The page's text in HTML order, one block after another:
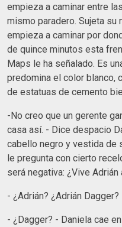
empieza a caminar entre
mismo paradero. Sujeta su
empieza a caminar por
de quince minutos esta
Maps le ha señalado. Es
predomina el color blanco,
de estatuas de cemento
-No creo que un gerente
casa así. - Dice despacio
cabello negro y vestida de
le pregunta con cierto
será negativa: ¿Vive Adrián
- ¿Adrián? ¿Adrián Dagger?
- ¿Dagger? - Daniela cae